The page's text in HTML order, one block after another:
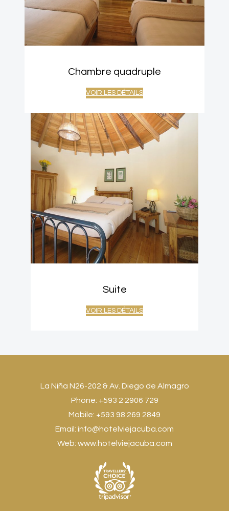
Chambre quadruple
VOIR LES DÉTAILS
Suite
VOIR LES DÉTAILS
La Niña N26-202 & Av. Diego de Almagro
Phone: +593 2 2906 729
Mobile: +593 98 269 2849
Email: info@hotelviejacuba.com
Web: www.hotelviejacuba.com